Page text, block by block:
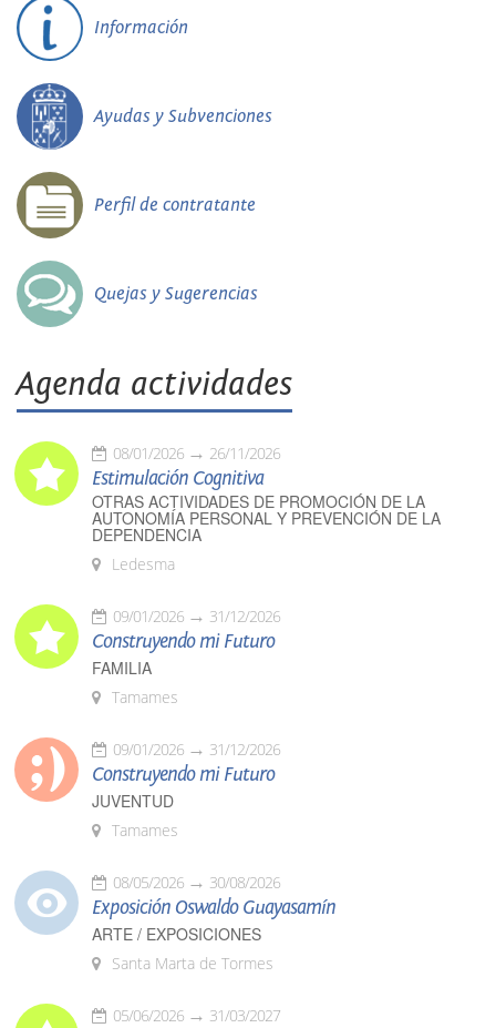
Información
Ayudas y Subvenciones
Perfil de contratante
Quejas y Sugerencias
Agenda actividades
08/01/2026 26/11/2026
Estimulación Cognitiva
OTRAS ACTIVIDADES DE PROMOCIÓN DE LA
AUTONOMÍA PERSONAL Y PREVENCIÓN DE LA
DEPENDENCIA
Ledesma
09/01/2026 31/12/2026
Construyendo mi Futuro
FAMILIA
Tamames
09/01/2026 31/12/2026
Construyendo mi Futuro
JUVENTUD
Tamames
08/05/2026 30/08/2026
Exposición Oswaldo Guayasamín
ARTE / EXPOSICIONES
Santa Marta de Tormes
05/06/2026 31/03/2027